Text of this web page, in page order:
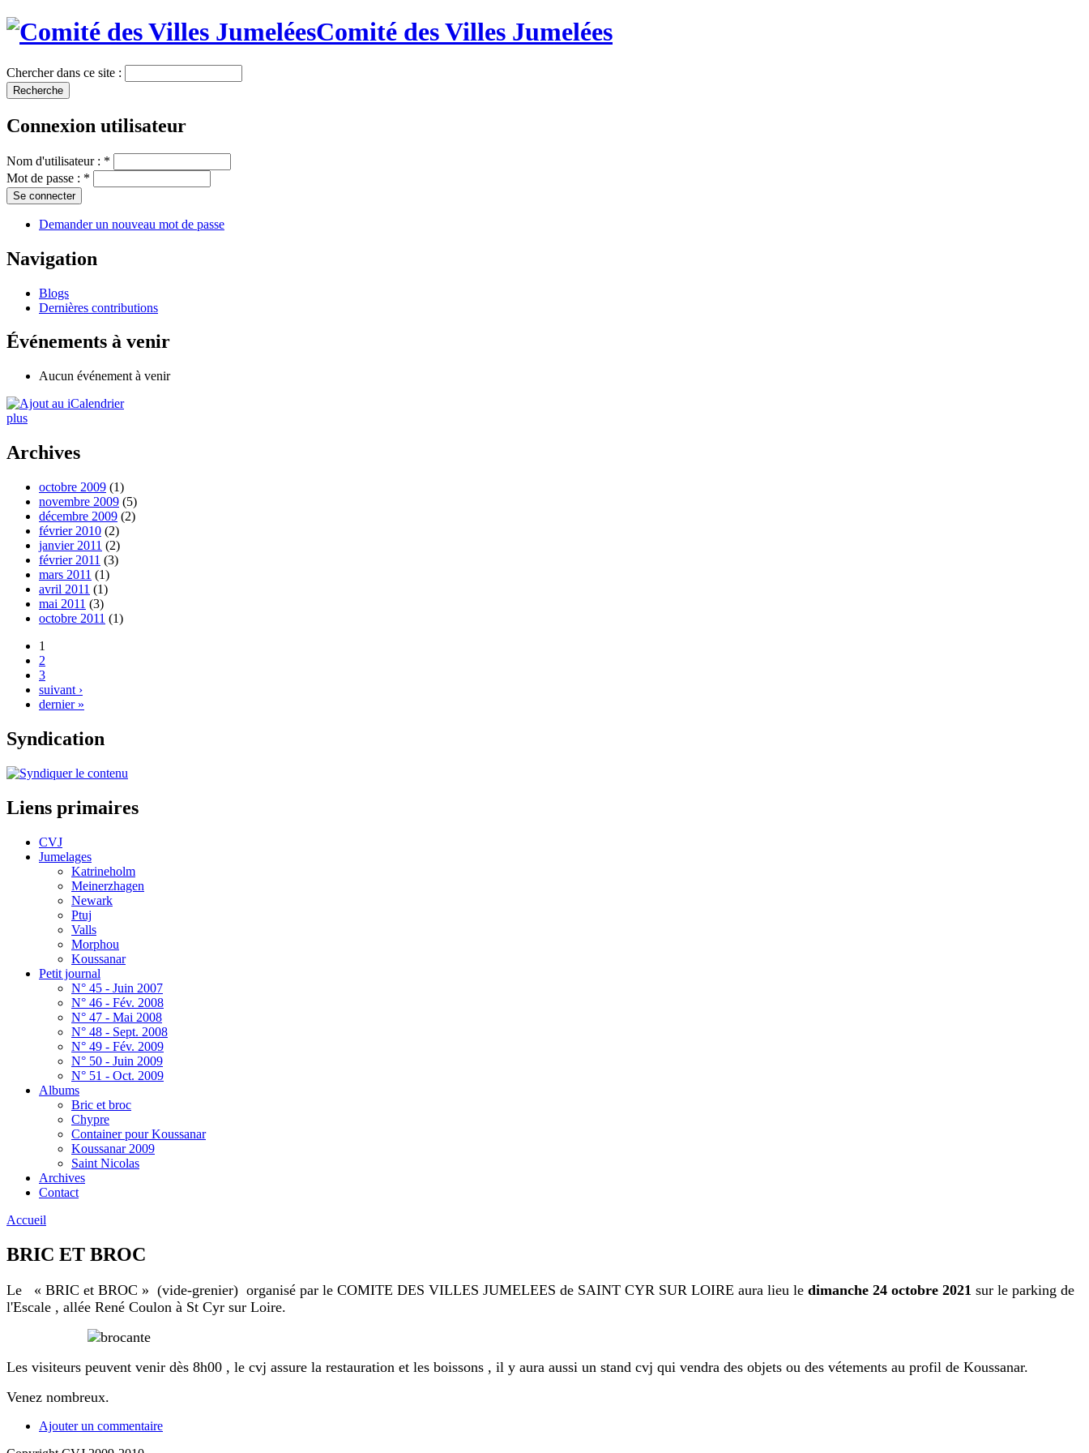
Comité des Villes Jumelées
Chercher dans ce site :
Connexion utilisateur
Nom d'utilisateur : *
Mot de passe : *
Demander un nouveau mot de passe
Navigation
Blogs
Dernières contributions
Événements à venir
Aucun événement à venir
plus
Archives
octobre 2009 (1)
novembre 2009 (5)
décembre 2009 (2)
février 2010 (2)
janvier 2011 (2)
février 2011 (3)
mars 2011 (1)
avril 2011 (1)
mai 2011 (3)
octobre 2011 (1)
1
2
3
suivant ›
dernier »
Syndication
Liens primaires
CVJ
Jumelages
Katrineholm
Meinerzhagen
Newark
Ptuj
Valls
Morphou
Koussanar
Petit journal
N° 45 - Juin 2007
N° 46 - Fév. 2008
N° 47 - Mai 2008
N° 48 - Sept. 2008
N° 49 - Fév. 2009
N° 50 - Juin 2009
N° 51 - Oct. 2009
Albums
Bric et broc
Chypre
Container pour Koussanar
Koussanar 2009
Saint Nicolas
Archives
Contact
Accueil
BRIC ET BROC
Le « BRIC et BROC » (vide-grenier) organisé par le COMITE DES VILLES JUMELEES de SAINT CYR SUR LOIRE aura lieu le dimanche 24 octobre 2021 sur le parking de
l'Escale , allée René Coulon à St Cyr sur Loire.
Les visiteurs peuvent venir dès 8h00 , le cvj assure la restauration et les boissons , il y aura aussi un stand cvj qui vendra des objets ou des vétements au profil de Koussanar.
Venez nombreux.
Ajouter un commentaire